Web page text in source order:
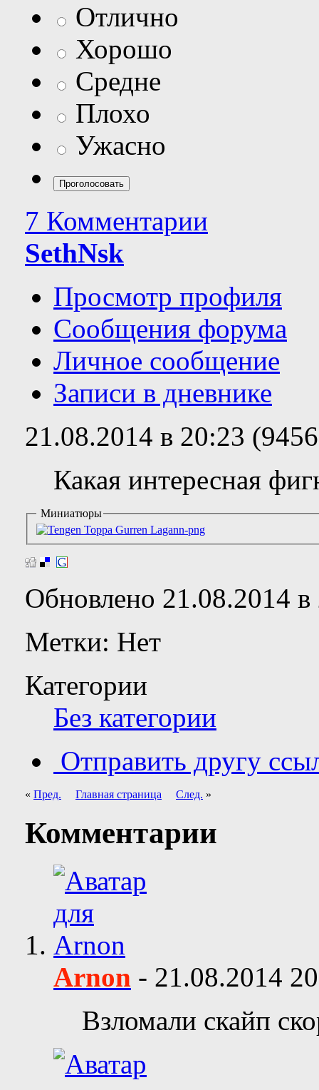
Отлично
Хорошо
Средне
Плохо
Ужасно
7 Комментарии
SethNsk
Просмотр профиля
Сообщения форума
Личное сообщение
Записи в дневнике
21.08.2014 в 20:23
Какая интересная
Миниатюры
Обновлено 21.08.2014 в
Метки: Нет
Категории
Без категории
Отправить другу
« Пред. Главная страница След. »
Комментарии
Arnon - 21.08.2014
Взломали скайп